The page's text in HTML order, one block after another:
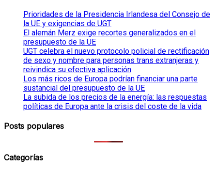
Prioridades de la Presidencia Irlandesa del Consejo de
la UE y exigencias de UGT
El alemán Merz exige recortes generalizados en el
presupuesto de la UE
UGT celebra el nuevo protocolo policial de rectificación
de sexo y nombre para personas trans extranjeras y
reivindica su efectiva aplicación
Los más ricos de Europa podrían financiar una parte
sustancial del presupuesto de la UE
La subida de los precios de la energía: las respuestas
políticas de Europa ante la crisis del coste de la vida
Posts populares
Categorías